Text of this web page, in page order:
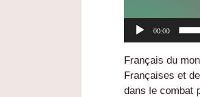
00:00
Français du
Françaises et
dans le combat